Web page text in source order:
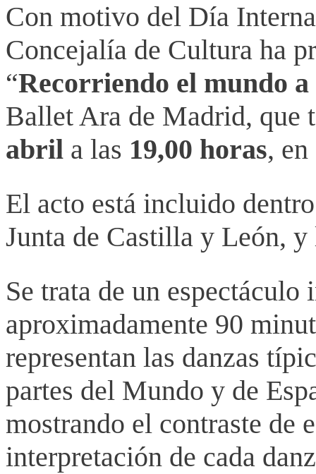
Con motivo del Día
Concejalía de Cultura ha
“Recorriendo el mundo
Ballet Ara de Madrid, que
abril a las 19,00 horas,
El acto está incluido
Junta de Castilla y León,
Se trata de un
aproximadamente 90
representan las danzas
partes del Mundo y de
mostrando el contraste de
interpretación de cada